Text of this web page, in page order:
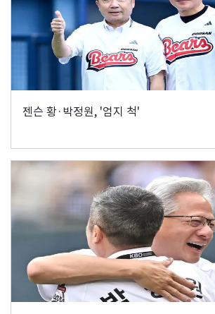
젠슨 황·박정원, '엄지 척'